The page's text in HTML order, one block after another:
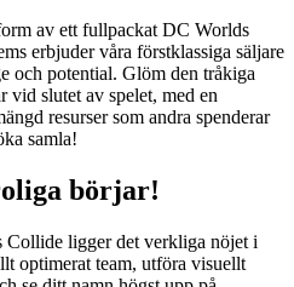
av ett fullpackat DC Worlds
erbjuder våra förstklassiga säljare
och potential. Glöm den tråkiga
vid slutet av spelet, med en
resurser som andra spenderar
samla!
börjar!
ligger det verkliga nöjet i
optimerat team, utföra visuellt